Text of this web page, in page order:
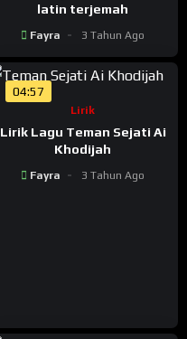
latin terjemah
Fayra 3 Tahun Ago
04:57
Lirik
Lirik Lagu Teman Sejati Ai
Khodijah
Fayra 3 Tahun Ago